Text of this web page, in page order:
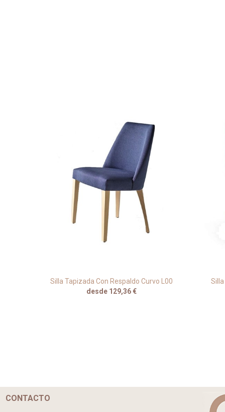
Silla Tapizada Con Respaldo Curvo L00
desde 129,36 €
CONTACTO